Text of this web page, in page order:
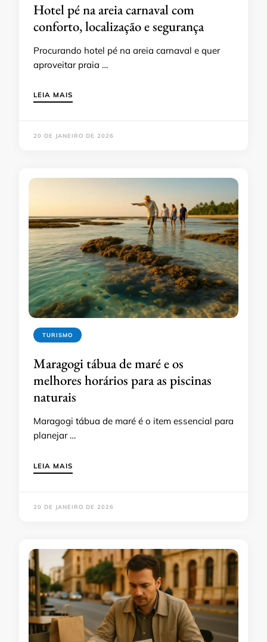
Hotel pé na areia carnaval com
conforto, localização e segurança
Procurando hotel pé na areia carnaval e quer
aproveitar praia …
LEIA MAIS
20 DE JANEIRO DE 2026
TURISMO
Maragogi tábua de maré e os
melhores horários para as piscinas
naturais
Maragogi tábua de maré é o item essencial para
planejar …
LEIA MAIS
20 DE JANEIRO DE 2026